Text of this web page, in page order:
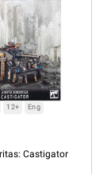
12+ Eng
Castigator